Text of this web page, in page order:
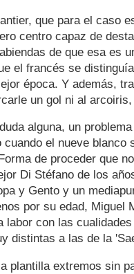
que para el caso
centro capaz de
de que esa es
el francés se
época. Y además,
un gol ni al
alguna, un
el nueve blanco
de proceder que
Di Stéfano de los
y Gento y un
por su edad, Miguel
labor con las
distintas a las de la
plantilla extremos sin